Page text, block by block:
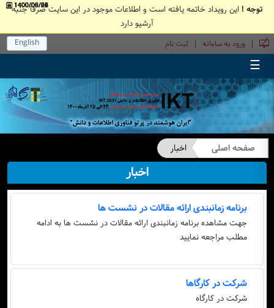
توجه ! این رویداد خاتمه یافته است و اطلاعات موجود در این سایت صرفا جنبه
آرشیو دارد
| ورود به سامانه | ثبت نام English
☰
صفحه اصلی اخبار
اخبار
1400/09/22
برنامه زمانبندی ارائه مقالات در نشست ها
جهت مشاهده برنامه زمانبندی ارائه مقالات در نشست ها به ادامه
مطلب مراجعه نمایید
1400/09/22
شرکت در کارگاها
شرکت در کارگاه
1400/09/17
1400/09/06
1400/08/24
1400/08/01
1400/06/30
1400/06/26
1400/06/08
1400/05/30